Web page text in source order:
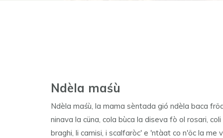
Ndèla maśù
Ndèla maśù, la mama sèntada gió ndèla baca
ninava la cüna, cola bùca la diseva fò ol rosari,
braghi, li camisi, i scalfaròc' e 'ntàat co n'öc la me